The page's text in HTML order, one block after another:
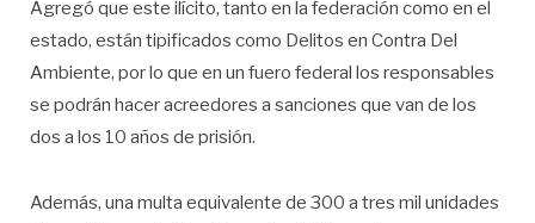
Agregó que este ilícito, tanto en la federación como en el
estado, están tipificados como Delitos en Contra Del
Ambiente, por lo que en un fuero federal los responsables
se podrán hacer acreedores a sanciones que van de los
dos a los 10 años de prisión.
Además, una multa equivalente de 300 a tres mil unidades